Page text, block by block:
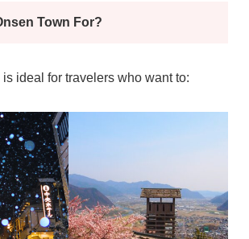
Town For?
ideal for travelers who want to: